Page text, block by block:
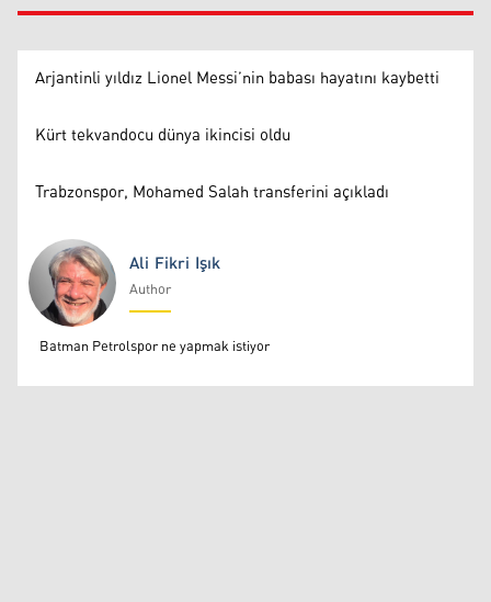
Arjantinli yıldız Lionel Messi’nin babası hayatını kaybetti
Kürt tekvandocu dünya ikincisi oldu
Trabzonspor, Mohamed Salah transferini açıkladı
Ali Fikri Işık
Ali Fikri Işık
Author
Batman Petrolspor ne yapmak istiyor